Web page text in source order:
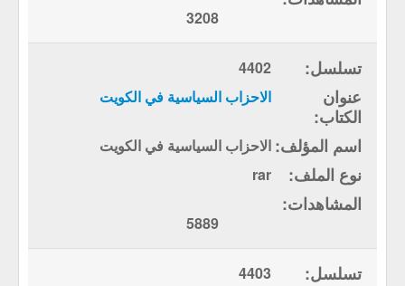
3208
4402
الاحزاب السياسية في الكويت
الاحزاب السياسية في الكويت
rar
5889
4403